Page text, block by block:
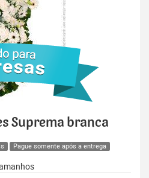
Suprema branca
Pague somente após a entrega